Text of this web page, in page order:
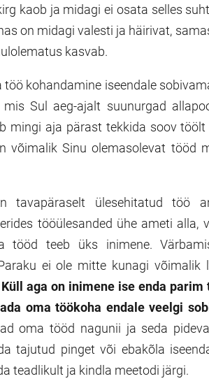
kaob ja midagi ei osata selles
on midagi valesti ja häirivat,
kasvab.
töö kohandamine iseendale
mis Sul aeg-ajalt suunurgad
mingi aja pärast tekkida soov
võimalik Sinu olemasolevat tööd
tavapäraselt ülesehitatud töö
tööülesanded ühe ameti alla,
tööd teeb üks inimene.
ei ole mitte kunagi võimalik
aga on inimene ise enda
oma töökoha endale veelgi
oma tööd nagunii ja seda
tajutud pinget või ebakõla
teadlikult ja kindla meetodi järgi.